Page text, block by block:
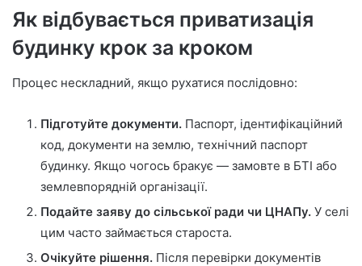
Як відбувається приватизація
будинку крок за кроком
Процес нескладний, якщо рухатися послідовно:
Підготуйте документи. Паспорт, ідентифікаційний
код, документи на землю, технічний паспорт
будинку. Якщо чогось бракує — замовте в БТІ або
землевпорядній організації.
Подайте заяву до сільської ради чи ЦНАПу. У селі
цим часто займається староста.
Очікуйте рішення. Після перевірки документів